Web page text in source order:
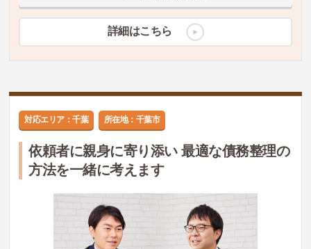
詳細はこちら
対応エリア：千葉 所在地：千葉市
依頼者に親身に寄り添い 最適な債務整理の
方法を一緒に考えます